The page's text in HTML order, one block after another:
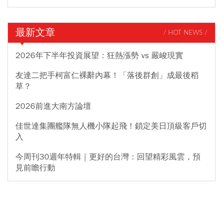
最新文章 / HOT NEWS /
2026年下半年投資展望：狂熱漲勢 vs 嚴峻現實
友達二把手柯富仁裸辭內幕！「落後群創」成最後稻
草？
2026前進大南方論壇
佳世達集團艦隊無人機小隊起飛！鎖定美日頂級客戶切
入
今周刊30週年特輯｜更好的台灣：回望精彩風雲，預
見前瞻行動